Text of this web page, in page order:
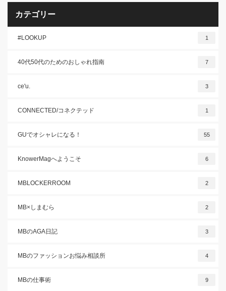
カテゴリー
#LOOKUP 1
40代50代のためのおしゃれ指南 7
ce'u. 3
CONNECTED/コネクテッド 1
GUでオシャレになる！ 55
KnowerMagへようこそ 6
MBLOCKERROOM 2
MB×しまむら 2
MBのAGA日記 3
MBのファッションお悩み相談所 4
MBの仕事術 9